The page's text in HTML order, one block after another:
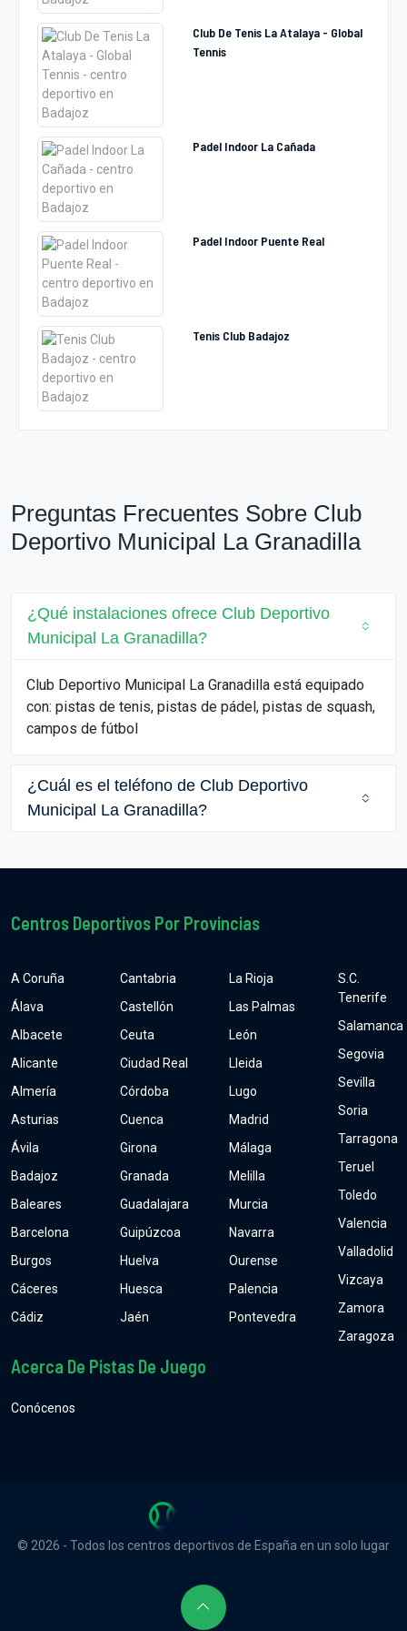
Club De Tenis La Atalaya - Global
Tennis
Padel Indoor La Cañada
Padel Indoor Puente Real
Tenis Club Badajoz
Preguntas Frecuentes Sobre Club
Deportivo Municipal La Granadilla
¿Qué instalaciones ofrece Club Deportivo
Municipal La Granadilla?
Club Deportivo Municipal La Granadilla está equipado
con: pistas de tenis, pistas de pádel, pistas de squash,
campos de fútbol
¿Cuál es el teléfono de Club Deportivo
Municipal La Granadilla?
Centros Deportivos Por Provincias
A Coruña
Álava
Albacete
Alicante
Almería
Asturias
Ávila
Badajoz
Baleares
Barcelona
Burgos
Cáceres
Cádiz
Cantabria
Castellón
Ceuta
Ciudad Real
Córdoba
Cuenca
Girona
Granada
Guadalajara
Guipúzcoa
Huelva
Huesca
Jaén
La Rioja
Las Palmas
León
Lleida
Lugo
Madrid
Málaga
Melilla
Murcia
Navarra
Ourense
Palencia
Pontevedra
S.C.
Tenerife
Salamanca
Segovia
Sevilla
Soria
Tarragona
Teruel
Toledo
Valencia
Valladolid
Vizcaya
Zamora
Zaragoza
Acerca De Pistas De Juego
Conócenos
© 2026 - Todos los centros deportivos de España en un solo lugar